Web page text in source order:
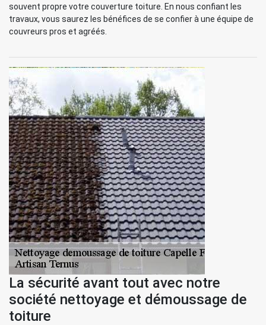
souvent propre votre couverture toiture. En nous confiant les
travaux, vous saurez les bénéfices de se confier à une équipe de
couvreurs pros et agréés.
La sécurité avant tout avec notre
société nettoyage et démoussage de
toiture